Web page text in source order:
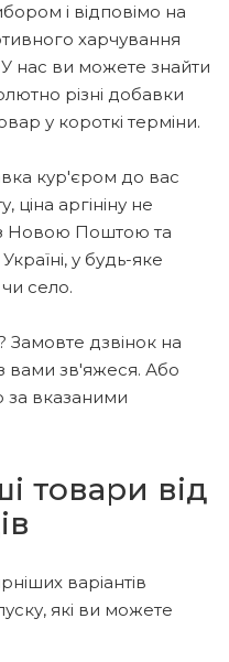
і відповімо на
харчування
нас ви можете знайти
різні добавки
у короткі терміни.
кур'єром до вас
аргініну не
Новою Поштою та
у будь-яке
село.
Замовте дзвінок на
вами зв'яжеся. Або
за вказаними
товари від
варіантів
які ви можете